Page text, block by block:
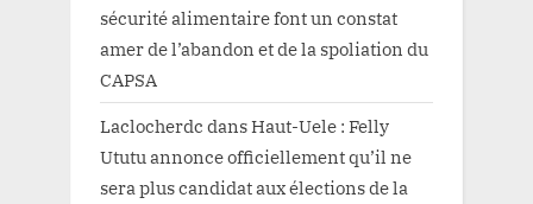
sécurité alimentaire font un constat
amer de l’abandon et de la spoliation du
CAPSA
Laclocherdc dansHaut-Uele : Felly
Ututu annonce officiellement qu’il ne
sera plus candidat aux élections de la